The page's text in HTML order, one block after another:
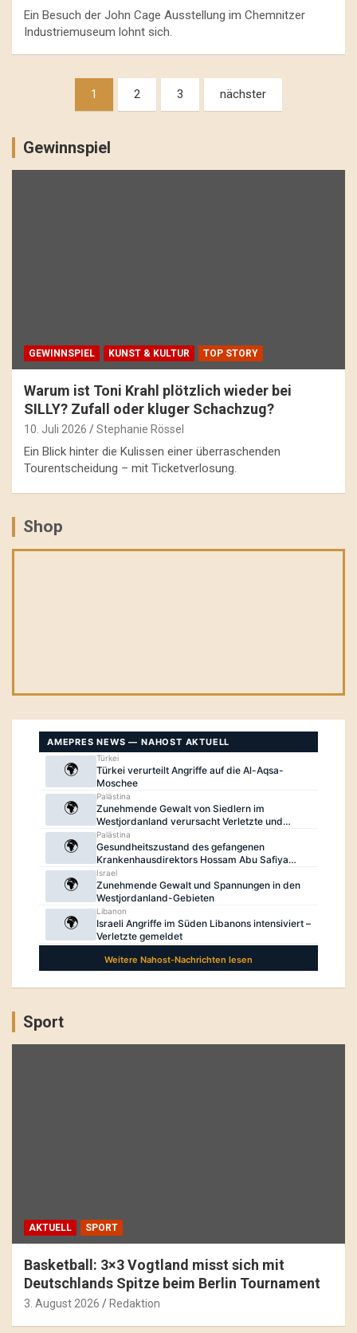
Ein Besuch der John Cage Ausstellung im Chemnitzer
Industriemuseum lohnt sich.
Beitragsnavigation
1 2 3 nächster
Gewinnspiel
GEWINNSPIEL KUNST & KULTUR TOP STORY
Warum ist Toni Krahl plötzlich wieder bei
SILLY? Zufall oder kluger Schachzug?
10. Juli 2026 Stephanie Rössel
Ein Blick hinter die Kulissen einer überraschenden
Tourentscheidung – mit Ticketverlosung.
Shop
Sport
AKTUELL SPORT
Basketball: 3×3 Vogtland misst sich mit
Deutschlands Spitze beim Berlin Tournament
3. August 2026 Redaktion